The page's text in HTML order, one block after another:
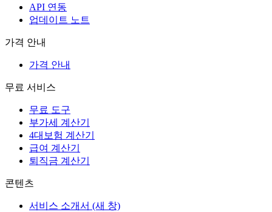
API 연동
업데이트 노트
가격 안내
가격 안내
무료 서비스
무료 도구
부가세 계산기
4대보험 계산기
급여 계산기
퇴직금 계산기
콘텐츠
서비스 소개서 (새 창)